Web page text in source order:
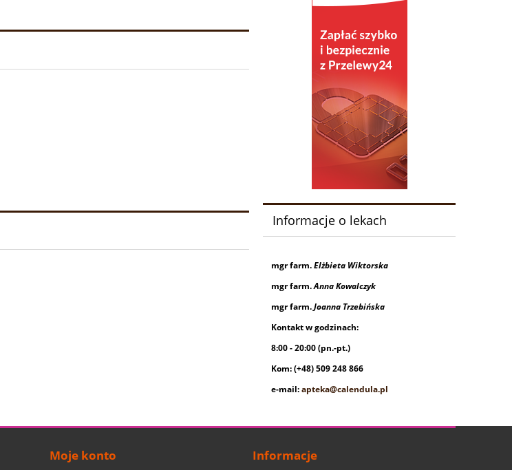
Informacje o lekach
mgr farm.Elżbieta Wiktorska
mgr farm.Anna Kowalczyk
mgr farm.Joanna Trzebińska
Kontakt w godzinach:
8:00 - 20:00 (pn.-pt.)
Kom: (+48) 509 248 866
e-mail:apteka@calendula.pl
Moje konto Informacje